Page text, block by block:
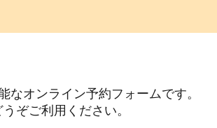
なオンライン予約フォームです。
うぞご利用ください。